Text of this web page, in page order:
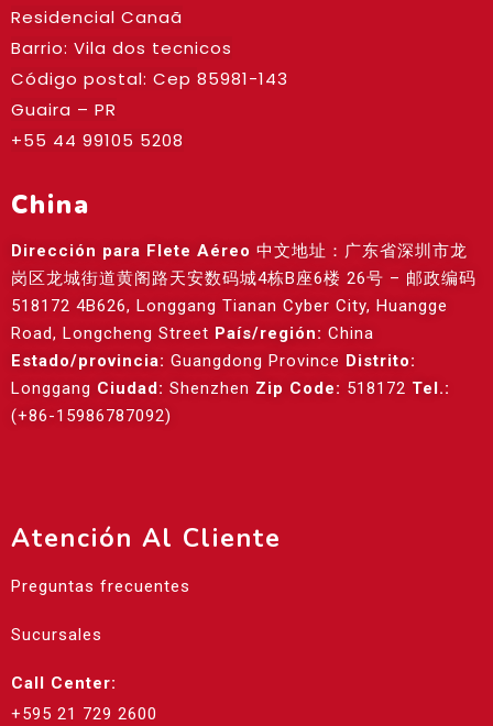
Residencial Canaã
Barrio: Vila dos tecnicos
Código postal: Cep 85981-143
Guaira – PR
+55 44 99105 5208
China
Dirección para Flete Aéreo 中文地址：广东省深圳市龙
岗区龙城街道黄阁路天安数码城4栋B座6楼 26号 – 邮政编码
518172 4B626, Longgang Tianan Cyber City, Huangge
Road, Longcheng Street País/región: China
Estado/provincia: Guangdong Province Distrito:
Longgang Ciudad: Shenzhen Zip Code: 518172 Tel.:
(+86-15986787092)
Atención Al Cliente
Preguntas frecuentes
Sucursales
Call Center:
+595 21 729 2600